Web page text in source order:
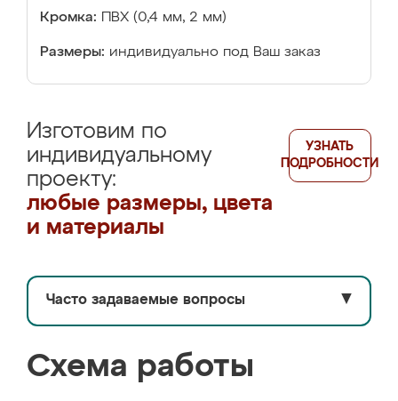
Кромка: ПВХ (0,4 мм, 2 мм)
Размеры: индивидуально под Ваш заказ
Изготовим по
индивидуальному
проекту:
любые размеры, цвета
и материалы
УЗНАТЬ
ПОДРОБНОСТИ
Часто задаваемые вопросы ▼
Схема работы